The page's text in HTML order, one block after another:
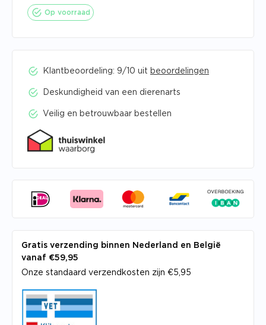
Op voorraad
Klantbeoordeling: 9/10 uit beoordelingen
Deskundigheid van een dierenarts
Veilig en betrouwbaar bestellen
Gratis verzending binnen Nederland en België
vanaf €59,95
Onze standaard verzendkosten zijn €5,95